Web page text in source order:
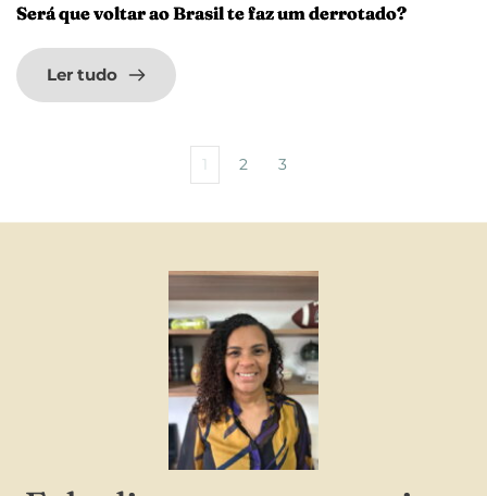
Será que voltar ao Brasil te faz um derrotado?
Ler tudo
1 2 3